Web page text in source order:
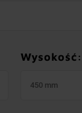
Wysokość:
450 mm